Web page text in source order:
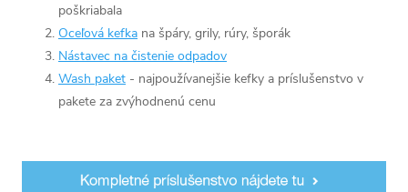
poškriabala
Oceľová kefka na špáry, grily, rúry, šporák
Nástavec na čistenie odpadov
Wash paket - najpoužívanejšie kefky a príslušenstvo v
pakete za zvýhodnenú cenu